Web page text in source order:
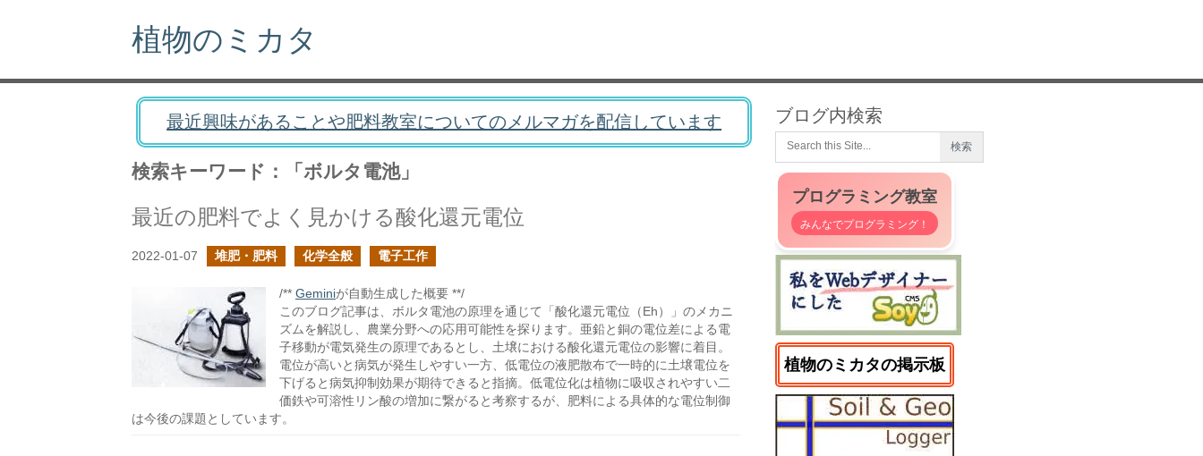
植物のミカタ
最近興味があることや肥料教室についてのメルマガを配信しています
検索キーワード：「ボルタ電池」
最近の肥料でよく見かける酸化還元電位
2022-01-07 堆肥・肥料 化学全般 電子工作
/** Geminiが自動生成した概要 **/
このブログ記事は、ボルタ電池の原理を通じて「酸化還元電位（Eh）」のメカニ
ズムを解説し、農業分野への応用可能性を探ります。亜鉛と銅の電位差による電
子移動が電気発生の原理であるとし、土壌における酸化還元電位の影響に着目。
電位が高いと病気が発生しやすい一方、低電位の液肥散布で一時的に土壌電位を
下げると病気抑制効果が期待できると指摘。低電位化は植物に吸収されやすい二
価鉄や可溶性リン酸の増加に繋がると考察するが、肥料による具体的な電位制御
は今後の課題としています。
ブログ内検索
プログラミング教室
みんなでプログラミング！
植物のミカタの掲示板